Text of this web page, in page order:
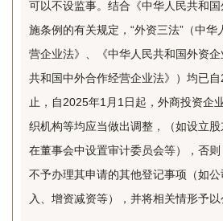
可以不设监事。结合《中华人民共和
施条例的有关规定，“外资三法”（中
营企业法》、《中华人民共和国外资
共和国中外合作经营企业法》）均已
止，自2025年1月1日起，外商投资企
织机构等均应当做出调整，（如设立
在董事会中设置审计委员会等），否
不予办理其申请的其他登记事项（如
入、增资减资等），并将相关情形予以